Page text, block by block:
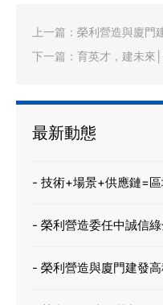
上一篇： 榮利營造與廈門
新路徑 促進綠色低碳新未
下一篇： 育英才，建未來
最新動態
- 技術+場景+供應鏈=
- 榮利營造委任中誠信
- 榮利營造與廈門建發